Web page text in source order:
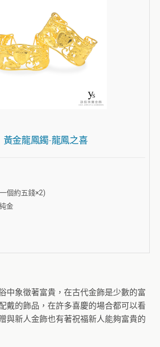
黃金龍鳳鐲-龍鳳之喜
個約五錢×2)
金
中象徵著富貴，在古代金飾是少數的富
戴的飾品，在許多喜慶的場合都可以看
與新人金飾也有著祝福新人能夠富貴的